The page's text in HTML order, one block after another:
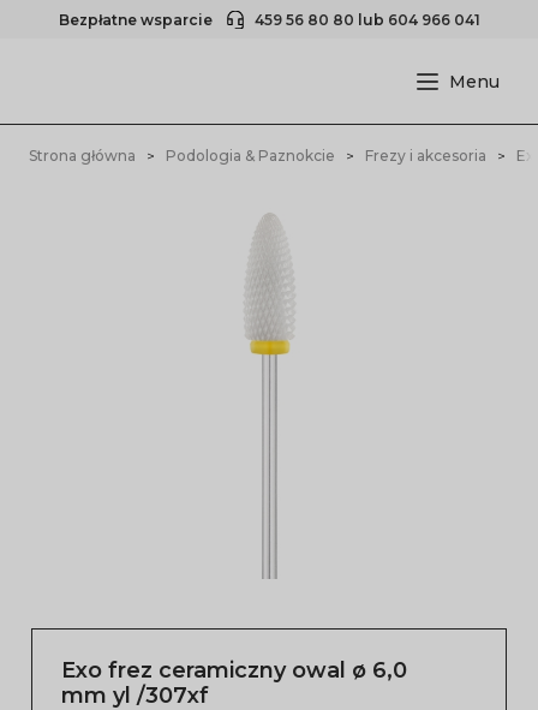
Bezpłatne wsparcie 459 56 80 80 lub 604 966 041
Strona główna Podologia & Paznokcie Frezy i akcesoria
Exo frez ceramiczny owal ø 6,0
mm yl /307xf